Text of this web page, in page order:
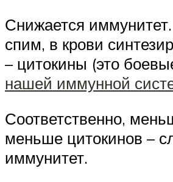
Снижается
спим, в крови
– цитокины (это
нашей иммунной
Соответственно,
меньше цитокинов –
иммунитет.